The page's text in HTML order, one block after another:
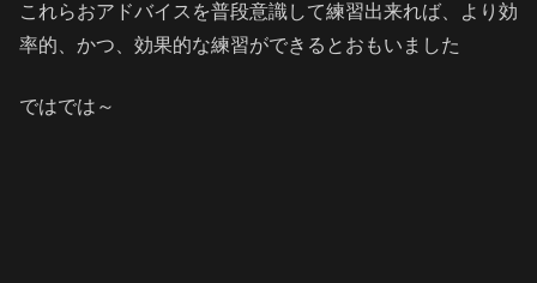
これらおアドバイスを普段意識して練習出来れば、より効
率的、かつ、効果的な練習ができるとおもいました
ではでは～